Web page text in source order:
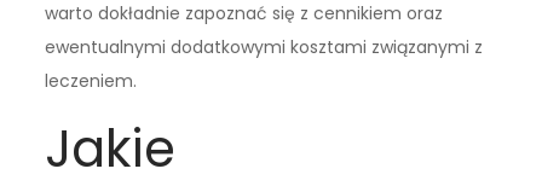
warto dokładnie zapoznać się z cennikiem oraz
ewentualnymi dodatkowymi kosztami związanymi z
leczeniem.
Jakie